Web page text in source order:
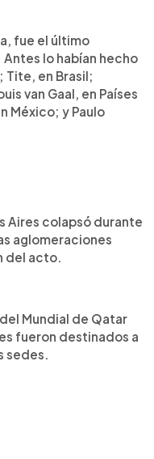
fue el último
lo habían hecho
Tite, en Brasil;
van Gaal, en Países
México; y Paulo
Aires colapsó durante
aglomeraciones
del acto.
Mundial de Qatar
fueron destinados a
sedes.